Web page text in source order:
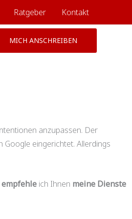
Ratgeber Kontakt
MICH ANSCHREIBEN
landen?
anzupassen. Der
Google eingerichtet. Allerdings
empfehle ich Ihnen meine Dienste